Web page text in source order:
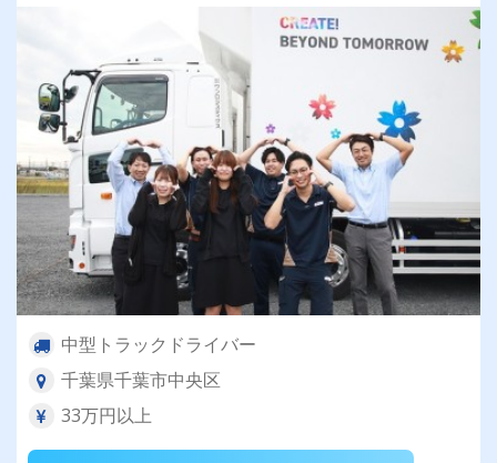
中型トラックドライバー
千葉県千葉市中央区
33万円以上